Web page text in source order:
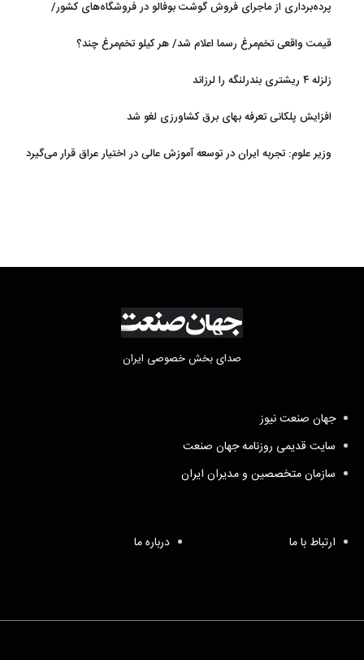
پرده‌برداری از ماجرای فروش گوشت بوفالو در فروشگاه‌های کشور/
قیمت واقعی تخم‌مرغ رسما اعلام شد/ هر کیلو تخم‌مرغ چند؟
زلزله ۴ ریشتری بندرلنگه را لرزاند
افزایش پلکانی تعرفه بهای برق کشاورزی لغو شد
وزیر علوم: تجربه ایران در توسعه آموزش عالی در اختیار عراق قرار می‌گیرد
صدای بخش خصوصی ایران
جهان صنعت نیوز
سایت قدیمی روزنامه جهان صنعت
سازمان متخصصین و مدیران ایران
ارتباط با ما درباره ما